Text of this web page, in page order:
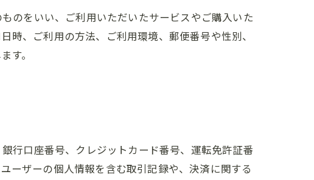
のをいい、ご利用いただいたサービスやご購入いた
、ご利用の方法、ご利用環境、郵便番号や性別、
す。
行口座番号、クレジットカード番号、運転免許証番
ーザーの個人情報を含む取引記録や、決済に関する